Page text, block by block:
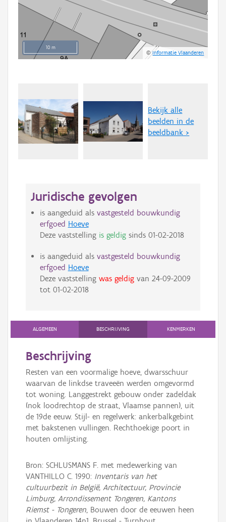
10 m
©Informatie Vlaanderen
Bekijk alle
beelden in de
beeldbank >
Juridische gevolgen
is aangeduid als vastgesteld bouwkundig
erfgoed Hoeve
Deze vaststelling is geldigsinds 01-02-2018
is aangeduid als vastgesteld bouwkundig
erfgoed Hoeve
Deze vaststelling was geldigvan 24-09-2009
tot 01-02-2018
ALGEMEEN BESCHRIJVING KENMERKEN
Beschrijving
Resten van een voormalige hoeve, dwarsschuur
waarvan de linkdse traveeën werden omgevormd
tot woning. Langgestrekt gebouw onder zadeldak
(nok loodrechtop de straat, Vlaamse pannen), uit
de 19de eeuw. Stijl- en regelwerk: ankerbalkgebint
met bakstenen vullingen. Rechthoekige poort in
houten omlijsting.
Bron: SCHLUSMANS F. met medewerking van
VANTHILLO C. 1990: Inventaris van het
cultuurbezit in België, Architectuur, Provincie
Limburg, Arrondissement Tongeren, Kantons
Riemst - Tongeren, Bouwen door de eeuwen heen